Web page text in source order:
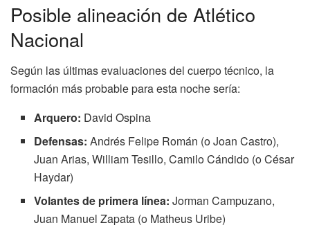
Posible alineación de Atlético
Nacional
Según las últimas evaluaciones del cuerpo técnico, la
formación más probable para esta noche sería:
Arquero: David Ospina
Defensas: Andrés Felipe Román (o Joan Castro),
Juan Arias, William Tesillo, Camilo Cándido (o César
Haydar)
Volantes de primera línea: Jorman Campuzano,
Juan Manuel Zapata (o Matheus Uribe)